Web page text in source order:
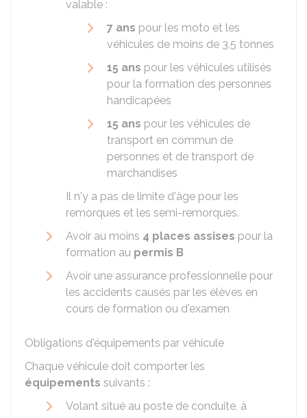
valable :
7 ans pour les moto et les
véhicules de moins de 3,5 tonnes
15 ans pour les véhicules utilisés
pour la formation des personnes
handicapées
15 ans pour les véhicules de
transport en commun de
personnes et de transport de
marchandises
Il n'y a pas de limite d'âge pour les
remorques et les semi-remorques.
Avoir au moins 4 places assises pour la
formation au permis B
Avoir une assurance professionnelle pour
les accidents causés par les élèves en
cours de formation ou d'examen
Obligations d'équipements par véhicule
Chaque véhicule doit comporter les
équipements suivants :
Volant situé au poste de conduite, à